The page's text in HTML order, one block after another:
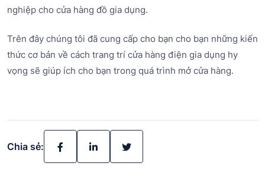
nghiệp cho cửa hàng đồ gia dụng.
Trên đây chúng tôi đã cung cấp cho bạn cho bạn những kiến
thức cơ bản về cách trang trí cửa hàng điện gia dụng hy
vọng sẽ giúp ích cho bạn trong quá trình mở cửa hàng.
Chia sẻ: